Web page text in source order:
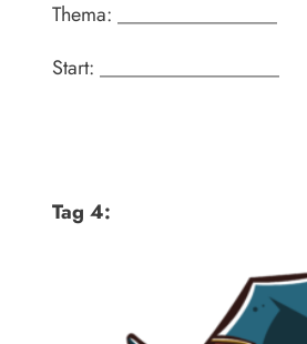
Thema: ________________
Start: __________________
Tag 4: